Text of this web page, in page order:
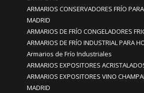
ARMARIOS CONSERVADORES FRÍO
MADRID
ARMARIOS DE FRÍO CONGELADORES
ARMARIOS DE FRÍO INDUSTRIAL PARA
Armarios de Frío Industriales
ARMARIOS EXPOSITORES
ARMARIOS EXPOSITORES VINO
MADRID